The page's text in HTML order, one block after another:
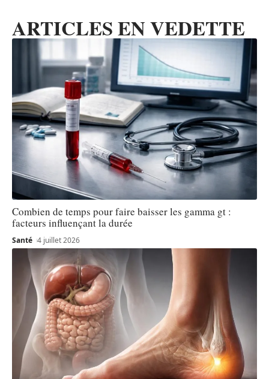
ARTICLES EN VEDETTE
Combien de temps pour faire baisser les gamma gt :
facteurs influençant la durée
Santé 4 juillet 2026